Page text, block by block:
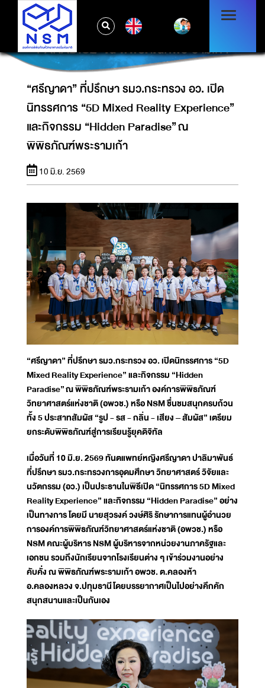
“ศรีญาดา” ที่ปรึกษา รมว.กระทรวง อว. เปิด
นิทรรศการ “5D MIXED REALITY
EXPERIENCE” และกิจกรรม “HIDDEN
PARADISE” ณ พิพิธภัณฑ์พระรามเก้า
“ศรีญาดา” ที่ปรึกษา รมว.กระทรวง อว. เปิด
นิทรรศการ “5D Mixed Reality Experience”
และกิจกรรม “Hidden Paradise” ณ
พิพิธภัณฑ์พระรามเก้า
10 มิ.ย. 2569
“ศรีญาดา” ที่ปรึกษา รมว.กระทรวง อว. เปิดนิทรรศการ “5D
Mixed Reality Experience” และกิจกรรม “Hidden
Paradise” ณ พิพิธภัณฑ์พระรามเก้า องค์การพิพิธภัณฑ์
วิทยาศาสตร์แห่งชาติ (อพวช.) หรือ NSM ชื่นชมสนุกครบถ้วน
ทั้ง 5 ประสาทสัมผัส “รูป - รส - กลิ่น - เสียง – สัมผัส” เตรียม
ยกระดับพิพิธภัณฑ์สู่การเรียนรู้ยุคดิจิทัล
เมื่อวันที่ 10 มิ.ย. 2569 ทันตแพทย์หญิงศรีญาดา ปาลิมาพันธ์
ที่ปรึกษา รมว.กระทรวงการอุดมศึกษา วิทยาศาสตร์ วิจัยและ
นวัตกรรม (อว.) เป็นประธานในพิธีเปิด “นิทรรศการ 5D Mixed
Reality Experience” และกิจกรรม “Hidden Paradise” อย่าง
เป็นทางการ โดยมี นายสุวรงค์ วงษ์ศิริ รักษาการแทนผู้อำนวย
การองค์การพิพิธภัณฑ์วิทยาศาสตร์แห่งชาติ (อพวช.) หรือ
NSM คณะผู้บริหาร NSM ผู้บริหารจากหน่วยงานภาครัฐและ
เอกชน รวมถึงนักเรียนจากโรงเรียนต่าง ๆ เข้าร่วมงานอย่าง
คับคั่ง ณ พิพิธภัณฑ์พระรามเก้า อพวช. ต.คลองห้า
อ.คลองหลวง จ.ปทุมธานี โดยบรรยากาศเป็นไปอย่างคึกคัก
สนุกสนานและเป็นกันเอง